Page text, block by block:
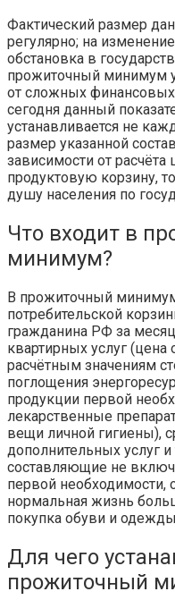
Фактический размер
регулярно; на
обстановка в
прожиточный минимум
от сложных
сегодня данный
устанавливается не
размер указанной
зависимости от
продуктовую корзину,
душу населения по
Что входит в
минимум?
В прожиточный
потребительской
гражданина РФ за
квартирных услуг
расчётным значениям
поглощения
продукции первой
лекарственные
вещи личной гигиены),
дополнительных услуг
составляющие не
первой необходимости,
нормальная жизнь
покупка обуви и
Для чего
прожиточный